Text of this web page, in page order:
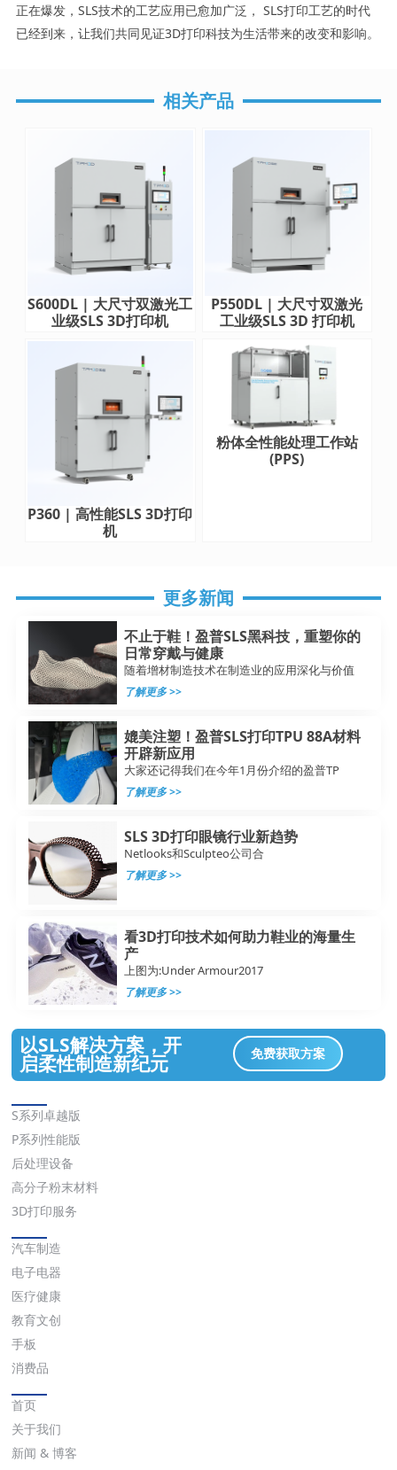
正在爆发，SLS技术的工艺应用已愈加广泛， SLS打印工艺的时代
已经到来，让我们共同见证3D打印科技为生活带来的改变和影响。
相关产品
S600DL | 大尺寸双激光工
业级SLS 3D打印机
P550DL | 大尺寸双激光
工业级SLS 3D 打印机
P360 | 高性能SLS 3D打印
机
粉体全性能处理工作站
(PPS)
更多新闻
不止于鞋！盈普SLS黑科技，重塑你的
日常穿戴与健康
随着增材制造技术在制造业的应用深化与价值
了解更多 >>
媲美注塑！盈普SLS打印TPU 88A材料
开辟新应用
大家还记得我们在今年1月份介绍的盈普TP
了解更多 >>
SLS 3D打印眼镜行业新趋势
Netlooks和Sculpteo公司合
了解更多 >>
看3D打印技术如何助力鞋业的海量生
产
上图为:Under Armour2017
了解更多 >>
以SLS解决方案，开
启柔性制造新纪元 免费获取方案
S系列卓越版
P系列性能版
后处理设备
高分子粉末材料
3D打印服务
汽车制造
电子电器
医疗健康
教育文创
手板
消费品
首页
关于我们
新闻 & 博客